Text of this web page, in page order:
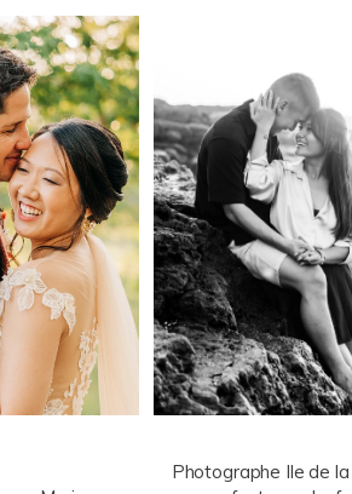
Photographe Ile de la